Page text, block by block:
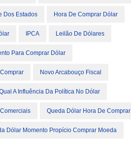
Dos Estados Hora De Comprar Dólar
IPCA Leilão De Dólares
Para Comprar Dólar
Novo Arcabouço Fiscal
A Influência Da Política No Dólar
Queda Dólar Hora De Comprar
Dólar Momento Propício Comprar Moeda